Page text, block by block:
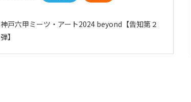
神戸六甲ミーツ・アート2024 beyond【告知第２
弾】